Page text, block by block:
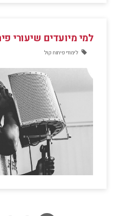
למי מיועדים שיעורי
לימודי פיתוח קול